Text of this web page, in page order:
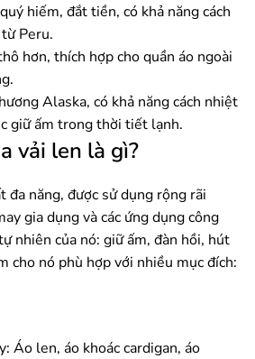
hiếm, đắt tiền, có khả năng cách
Peru.
hơn, thích hợp cho quần áo ngoài
Alaska, có khả năng cách nhiệt
giữ ấm trong thời tiết lạnh.
vải len là gì?
đa năng, được sử dụng rộng rãi
gia dụng và các ứng dụng công
nhiên của nó: giữ ấm, đàn hồi, hút
cho nó phù hợp với nhiều mục đích:
Áo len, áo khoác cardigan, áo